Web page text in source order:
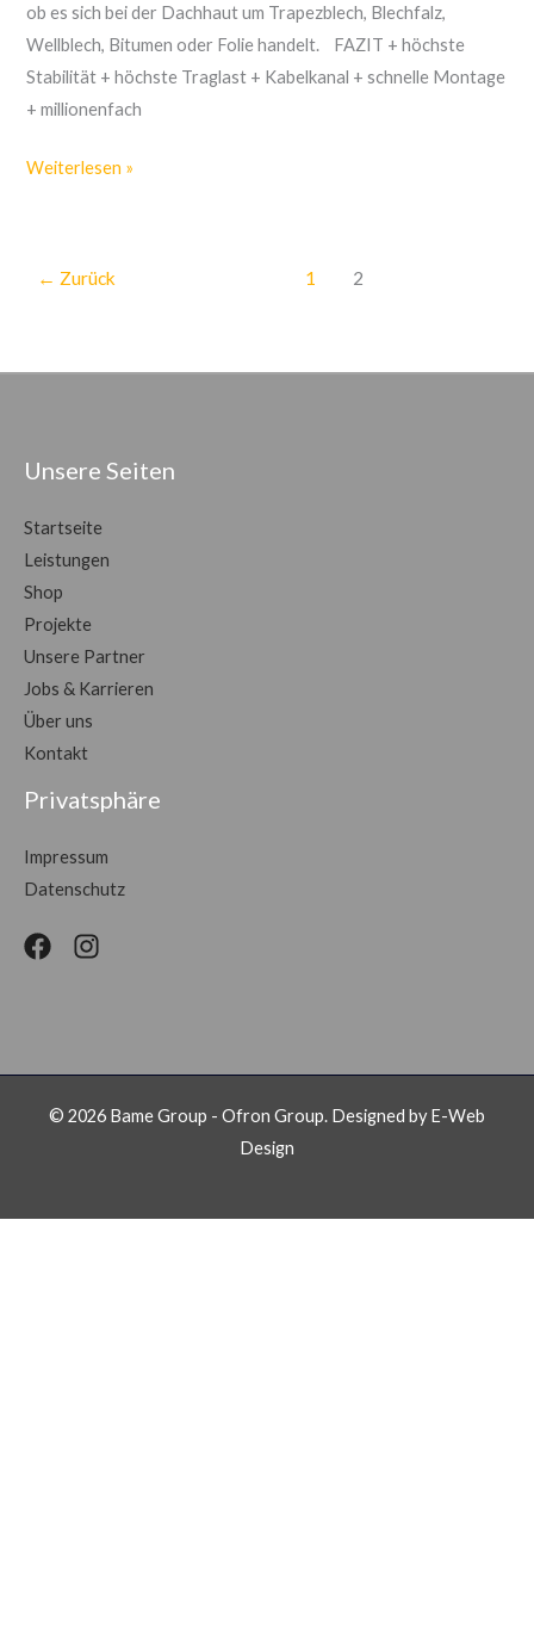
ob es sich bei der Dachhaut um Trapezblech, Blechfalz,
Wellblech, Bitumen oder Folie handelt. FAZIT + höchste
Stabilität + höchste Traglast + Kabelkanal + schnelle Montage
+ millionenfach
Weiterlesen »
← Zurück 1 2
Unsere Seiten
Startseite
Leistungen
Shop
Projekte
Unsere Partner
Jobs & Karrieren
Über uns
Kontakt
Privatsphäre
Impressum
Datenschutz
© 2026 Bame Group - Ofron Group. Designed by E-Web
Design